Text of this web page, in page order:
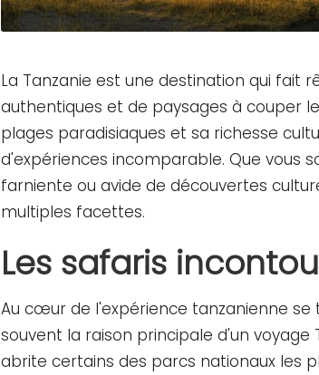
La Tanzanie est une destination qui fait
authentiques et de paysages à couper
plages paradisiaques et sa richesse
d'expériences incomparable. Que vous
farniente ou avide de découvertes
multiples facettes.
Les safaris
Au cœur de l'expérience tanzanienne se
souvent la raison principale d'unvoyage
abrite certains des parcs nationaux les